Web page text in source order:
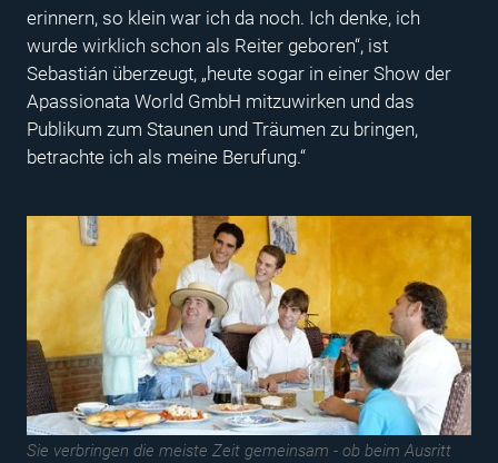
erinnern, so klein war ich da noch. Ich denke, ich
wurde wirklich schon als Reiter geboren“, ist
Sebastián überzeugt, „heute sogar in einer Show der
Apassionata World GmbH mitzuwirken und das
Publikum zum Staunen und Träumen zu bringen,
betrachte ich als meine Berufung.“
Sie verbringen die meiste Zeit gemeinsam - ob beim Ausritt